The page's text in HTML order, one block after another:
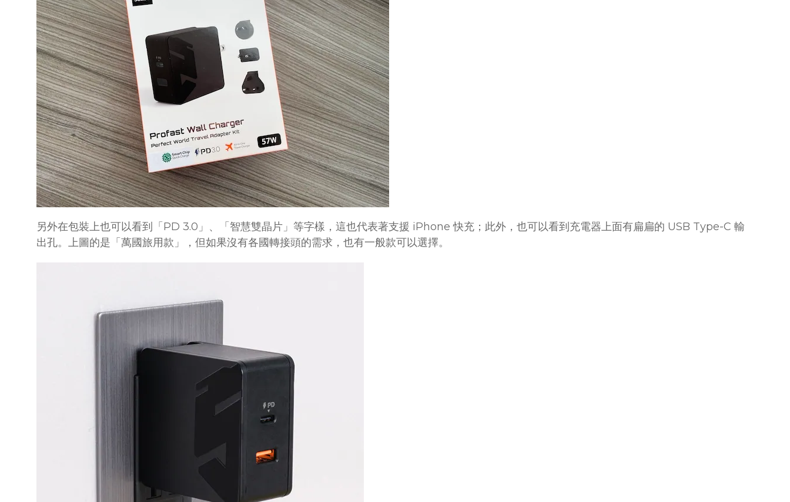
另外在包裝上也可以看到「PD 3.0」、「智慧雙晶片」等字樣，這也代表著支援 iPhone 快充；此外，也可以看到充電器上面有扁扁的 USB Type-C 輸
出孔。上圖的是「萬國旅用款」，但如果沒有各國轉接頭的需求，也有一般款可以選擇。